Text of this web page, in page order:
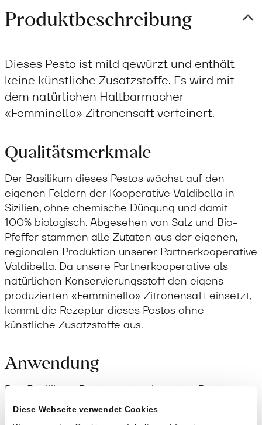
Diese Webseite verwendet Cookies
Produktbeschreibung
Dieses Pesto ist mild gewürzt und enthält
keine künstliche Zusatzstoffe. Es wird mit
dem natürlichen Haltbarmacher
«Femminello» Zitronensaft verfeinert.
Qualitätsmerkmale
Der Basilikum dieses Pestos wächst auf den
eigenen Feldern der Kooperative Valdibella in
Sizilien, ohne chemische Düngung und damit
100% biologisch. Abgesehen von Salz und Bio-
Pfeffer stammen alle Zutaten aus der eigenen,
regionalen Produktion unserer Partnerkooperative
Valdibella. Da unsere Partnerkooperative als
natürlichen Konservierungsstoff den eigens
produzierten «Femminello» Zitronensaft einsetzt,
kommt die Rezeptur dieses Pestos ohne
künstliche Zusatzstoffe aus.
Anwendung
Das Basilikum-Pesto passt sehr gut zu Pasta aus
«Timilia» Hartweizen. Pesto mit wenig